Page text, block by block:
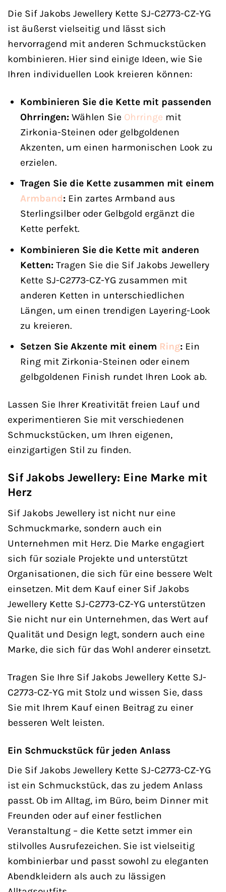
Die Sif Jakobs Jewellery Kette SJ-C2773-CZ-YG
ist äußerst vielseitig und lässt sich
hervorragend mit anderen Schmuckstücken
kombinieren. Hier sind einige Ideen, wie Sie
Ihren individuellen Look kreieren können:
Kombinieren Sie die Kette mit passenden
Ohrringen:Wählen Sie Ohrringe mit
Zirkonia-Steinen oder gelbgoldenen
Akzenten, um einen harmonischen Look zu
erzielen.
Tragen Sie die Kette zusammen mit einem
Armband:Ein zartes Armband aus
Sterlingsilber oder Gelbgold ergänzt die
Kette perfekt.
Kombinieren Sie die Kette mit anderen
Ketten:Tragen Sie die Sif Jakobs Jewellery
Kette SJ-C2773-CZ-YG zusammen mit
anderen Ketten in unterschiedlichen
Längen, um einen trendigen Layering-Look
zu kreieren.
Setzen Sie Akzente mit einem Ring:Ein
Ring mit Zirkonia-Steinen oder einem
gelbgoldenen Finish rundet Ihren Look ab.
Lassen Sie Ihrer Kreativität freien Lauf und
experimentieren Sie mit verschiedenen
Schmuckstücken, um Ihren eigenen,
einzigartigen Stil zu finden.
Sif Jakobs Jewellery: Eine Marke mit
Herz
Sif Jakobs Jewellery ist nicht nur eine
Schmuckmarke, sondern auch ein
Unternehmen mit Herz. Die Marke engagiert
sich für soziale Projekte und unterstützt
Organisationen, die sich für eine bessere Welt
einsetzen. Mit dem Kauf einer Sif Jakobs
Jewellery Kette SJ-C2773-CZ-YG unterstützen
Sie nicht nur ein Unternehmen, das Wert auf
Qualität und Design legt, sondern auch eine
Marke, die sich für das Wohl anderer einsetzt.
Tragen Sie Ihre Sif Jakobs Jewellery Kette SJ-
C2773-CZ-YG mit Stolz und wissen Sie, dass
Sie mit Ihrem Kauf einen Beitrag zu einer
besseren Welt leisten.
Ein Schmuckstück für jeden Anlass
Die Sif Jakobs Jewellery Kette SJ-C2773-CZ-YG
ist ein Schmuckstück, das zu jedem Anlass
passt. Ob im Alltag, im Büro, beim Dinner mit
Freunden oder auf einer festlichen
Veranstaltung – die Kette setzt immer ein
stilvolles Ausrufezeichen. Sie ist vielseitig
kombinierbar und passt sowohl zu eleganten
Abendkleidern als auch zu lässigen